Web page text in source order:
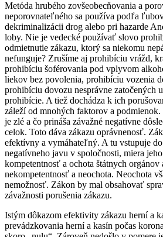
Metóda hrubého zovšeobecňovania a
neporovnateľného sa používa podľa
dekriminalizácii drog alebo pri hazarde
loby. Nie je vedecké používať slovo
odmietnutie zákazu, ktorý sa niekomu
nefunguje? Zrušíme aj prohibíciu vrážd,
prohibíciu šoférovania pod vplyvom
liekov bez povolenia, prohibíciu vozenia
prohibíciu dovozu nesprávne zatočených
prohibície. A tiež dochádza k ich
záleží od mnohých faktorov a
je zlé a čo prináša závažné negatívne
celok. Toto dáva zákazu oprávnenosť.
efektívny a vymáhateľný. A tu vstupuje
negatívneho javu v spoločnosti, miera
kompetentnosť a ochota štátnych orgánov
nekompetentnosť a neochota. Neochota
nemožnosť. Zákon by mal obsahovať
závažnosti porušenia zákazu.
Istým dôkazom efektivity zákazu herní a
prevádzkovania herní a kasín počas